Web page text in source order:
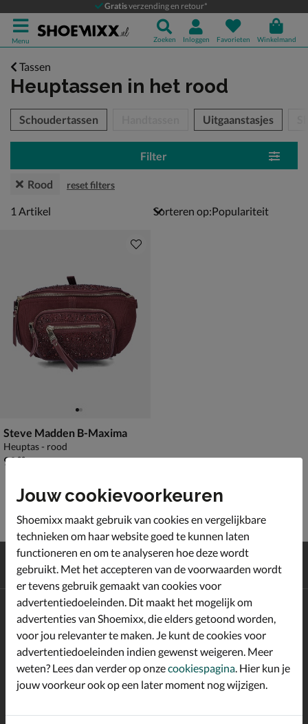
Gratisverzending en retour*
Menu Zoeken Inloggen Favorieten Winkelmand
Tassen
Heuptassen in het rood
over
Schoudertassen Uitgaanstasjes
Filter
Rood reset filters
1 artikel
1 Artikel Sorteren op:
Steve Madden B-Maxima
Heuptas - rood
€ 99,99
99,99
Gratisverzending en retour*
Achterafbetalen
Altijd op de hoogte zijn?
Schrijf je in voor de Shoemixx nieuwsbrief en ontvang €10,-
welkomstkorting!*
E-mailadres
Jouw cookievoorkeuren
Shoemixx maakt gebruik van cookies en vergelijkbare
technieken om haar website goed te kunnen laten
functioneren en om te analyseren hoe deze wordt
gebruikt. Met het accepteren van de voorwaarden wordt
er tevens gebruik gemaakt van cookies voor
advertentiedoeleinden. Dit maakt het mogelijk om
advertenties van Shoemixx, die elders getoond worden,
voor jou relevanter te maken. Je kunt de cookies voor
advertentiedoeleinden indien gewenst weigeren. Meer
weten? Lees dan verder op onzecookiespagina . Hier kun je
jouw voorkeur ook op een later moment nog wijzigen.